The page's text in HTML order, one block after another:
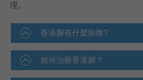
理。
香港腳有什麼病徵?
如何治療香港腳？